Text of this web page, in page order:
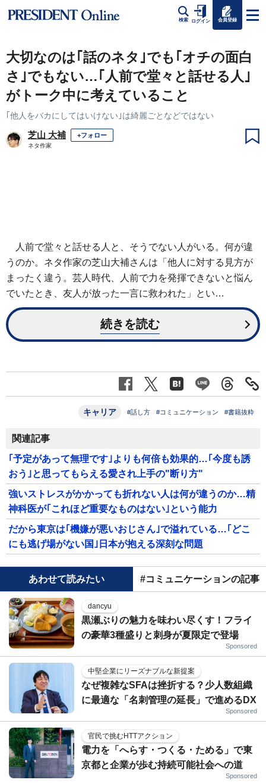
検索 ログイン 会員登録
大切なのは｢話のネタ｣でも｢オチの面白
さ｣でもない…｢人前で堂々と話せる人｣
がトーク中に考えていること
｢他人をバカにしてはいけない｣は綺麗ごとなどではない
芝山 大補 +フォロー
ネタ作家
人前で堂々と話せる人と、そうでない人がいる。何が違
うのか。ネタ作家の芝山大補さんは「他人に対する見方が
まったく違う。芸人時代、人前で力を発揮できないと悩ん
でいたとき、友人が放った一言に救われた」とい…
続きを読む
キャリア #話し方 #コミュニケーション #書籍抜粋
関連記事
｢予定があって無理です｣よりも何倍も効果的…｢今度も誘
おう｣と思ってもらえる愛され上手の"断り方"
強いストレスがかかっても折れない人は何が違うのか…精
神科医が｢これほど重要なものはない｣という能力
だから東京は｢機嫌が悪いおじさん｣で溢れている…｢どこ
にも逃げ場がない国｣日本が抱える深刻な問題
あわせて読みたい #コミュニケーションの記事
dancyu
黒瀬ぶりの魅力を味わい尽くす！フライ
の豪華3種盛りと刺身が夏限定で登場
Sponsored
中堅企業にリーズナブルな新提案
なぜ複雑なSFAは挫折する？少人数組織
に最適な「名刺管理の延長」で進めるDX
Sponsored
官民で挑むHTTアクション
電力を「へらす・つくる・ためる」で東
京都と企業が歩む持続可能社会への道
Sponsored